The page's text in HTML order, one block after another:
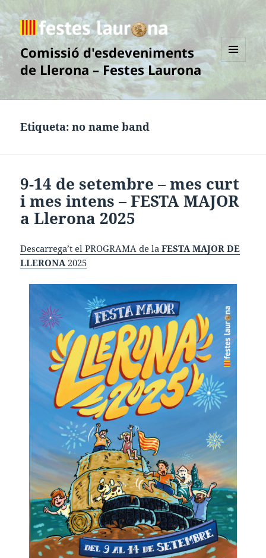
Comissió d'esdeveniments
de Llerona – Festes Laurona
MENÚ
Etiqueta:no name band
9-14 de setembre – mes curt
i mes intens – FESTA MAJOR
a Llerona 2025
Descarrega’t el PROGRAMA de laFESTA MAJOR DE
LLERONA2025